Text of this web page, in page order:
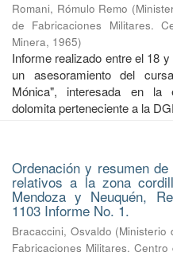
Romani, Rómulo Remo (
de Fabricaciones Militares.
Minera, 1965)
Informe realizado entre el 18
un asesoramiento del
Mónica", interesada en la
dolomita perteneciente a la
Ordenación y resumen
relativos a la zona
Mendoza y Neuquén,
1103 Informe No. 1.
Bracaccini, Osvaldo (Ministerio
Fabricaciones Militares.